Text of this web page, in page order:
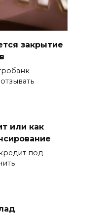
закрытие
или как
под